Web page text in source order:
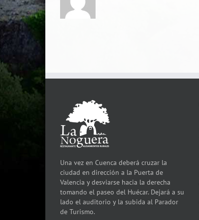
Una vez en Cuenca deberá cruzar la
ciudad en dirección a la Puerta de
Valencia y desviarse hacia la derecha
tomando el paseo del Huécar. Dejará a su
lado el auditorio y la subida al Parador
de Turismo.